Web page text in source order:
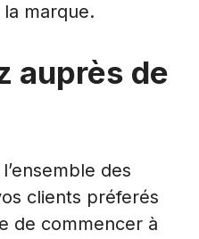
marque.
auprès de
des
clients préferés
de commencer à